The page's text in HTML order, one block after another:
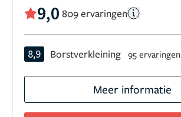
9,0 809 ervaringen
8,9 Borstverkleining 95 ervaringen
Meer informatie